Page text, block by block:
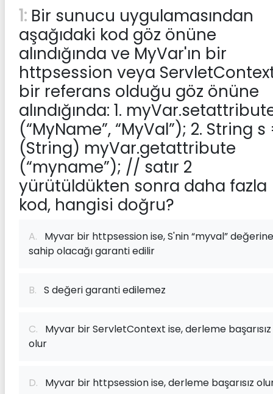
1: Bir sunucu uygulamasından
aşağıdaki kod göz önüne
alındığında ve MyVar'ın bir
httpsession veya
bir referans olduğu göz önüne
alındığında: 1.
(“MyName”, “MyVal”); 2. String s
(String) myVar.getattribute
(“myname”); // satır 2
yürütüldükten sonra daha fazla
kod, hangisi doğru?
A. Myvar bir httpsession ise, S'nin “myval” değerine
sahip olacağı garanti edilir
B. S değeri garanti edilemez
C. Myvar bir ServletContext ise, derleme başarısız
olur
D. Myvar bir httpsession ise, derleme başarısız